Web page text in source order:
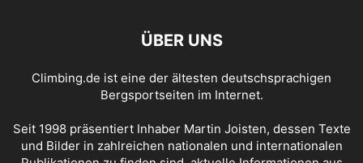
ÜBER UNS
Climbing.de ist eine der ältesten deutschsprachigen
Bergsportseiten im Internet.
Seit 1998 präsentiert Inhaber Martin Joisten, dessen Texte
und Bilder in zahlreichen nationalen und internationalen